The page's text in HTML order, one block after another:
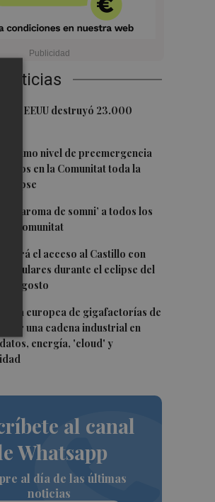
de EEUU destruyó 23.000
nivel de preemergencia
en la Comunitat toda la
eclipse
‘aroma de somni’ a todos los
la Comunitat
el acceso al Castillo con
durante el eclipse del
agosto
europea de gigafactorías de
una cadena industrial en
energía, 'cloud' y
al canal
Whatsapp
al día de las últimas
noticias